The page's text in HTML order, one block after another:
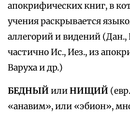
апокрифических книг, в
учения раскрывается
аллегорий и видений (Дан.,
частично Ис., Иез., из
Варуха и дp.)
БЕДНЫЙ илиНИЩИЙ
«анавим», или «эбион»,